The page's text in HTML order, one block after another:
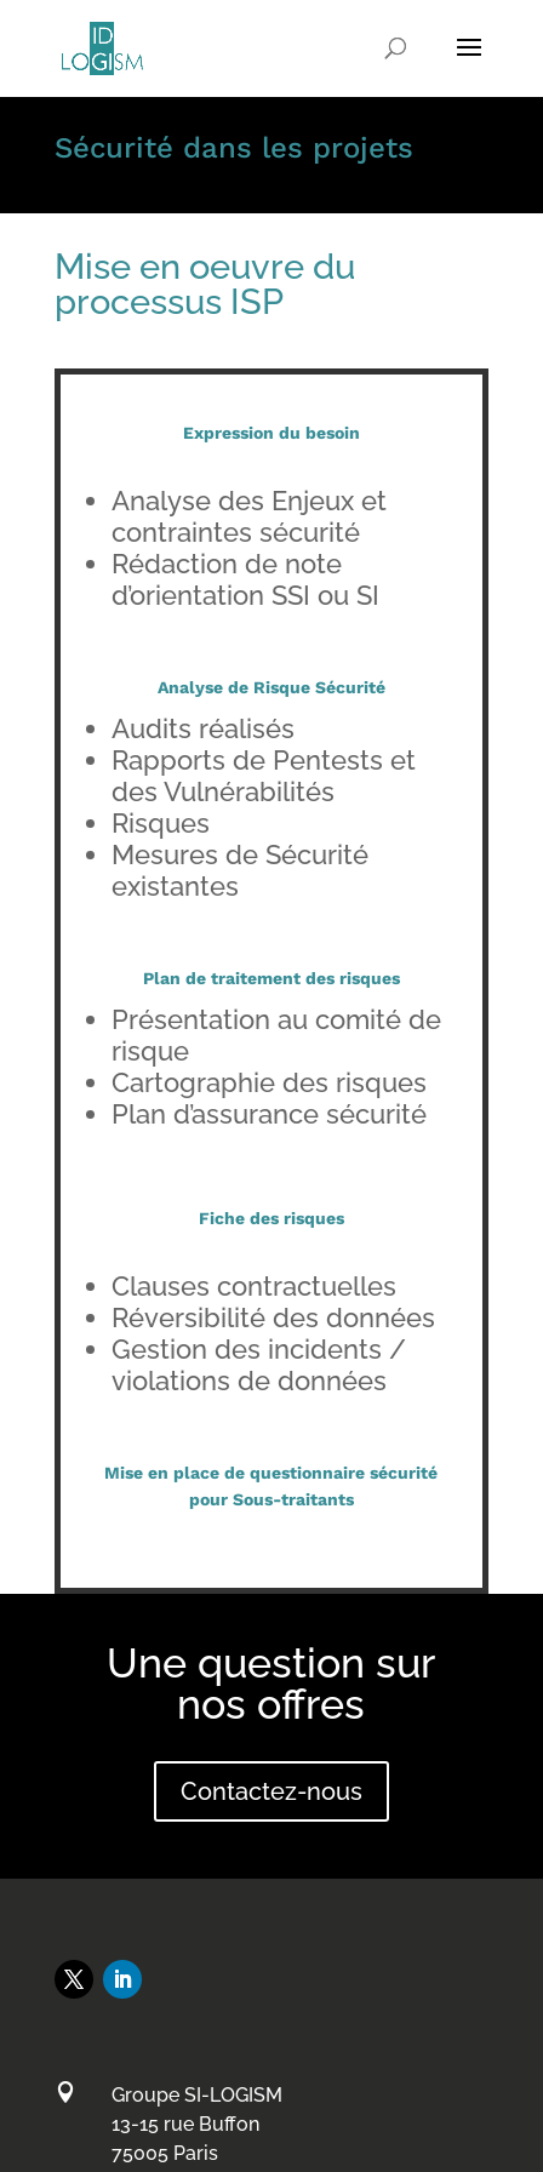
Sécurité dans les projets
Mise en oeuvre du
processus ISP
Expression du besoin
Analyse des Enjeux et
contraintes sécurité
Rédaction de note
d’orientation SSI ou SI
Analyse de Risque Sécurité
Audits réalisés
Rapports de Pentests et
des Vulnérabilités
Risques
Mesures de Sécurité
existantes
Plan de traitement des risques
Présentation au comité de
risque
Cartographie des risques
Plan d’assurance sécurité
Fiche des risques
Clauses contractuelles
Réversibilité des données
Gestion des incidents /
violations de données
Mise en place de questionnaire sécurité
pour Sous-traitants
Une question sur
nos offres
Contactez-nous

Groupe SI-LOGISM
13-15 rue Buffon
75005 Paris